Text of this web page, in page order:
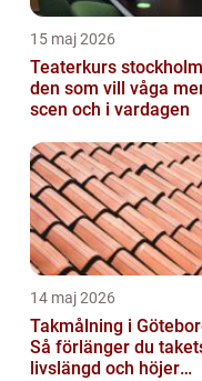
15 maj 2026
Teaterkurs
den som vill våga
scen och i vardagen
14 maj 2026
Takmålning i
Så förlänger du
livslängd och höjer